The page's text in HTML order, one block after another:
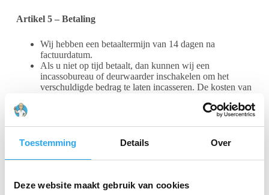
Toestemming Details Over
Deze website maakt gebruik van cookies
Artikel 5 – Betaling
Wij hebben een betaaltermijn van 14 dagen na
factuurdatum.
Als u niet op tijd betaalt, dan kunnen wij een
incassobureau of deurwaarder inschakelen om het
verschuldigde bedrag te laten incasseren. De kosten van
komen alle kosten die wij maken om de betaling alsnog
Op rekening bestellen? Dat kan met onze goedkeuring.
Bij liquidatie, (aanvragen van) surséance van betaling of